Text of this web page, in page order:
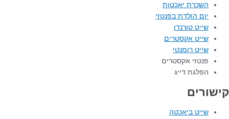
השכרת יאכטות
יום הולדת בפנטזי
שייט טורנדו
שייט אקסטרים
שייט רומנטי
פנטזי אקסטרים
הפלגת דייג
קישורים
שייט ביאכטה